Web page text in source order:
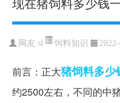
网友:sl 饲料知识
前言：正大猪饲料多少
约2500左右，不同的中